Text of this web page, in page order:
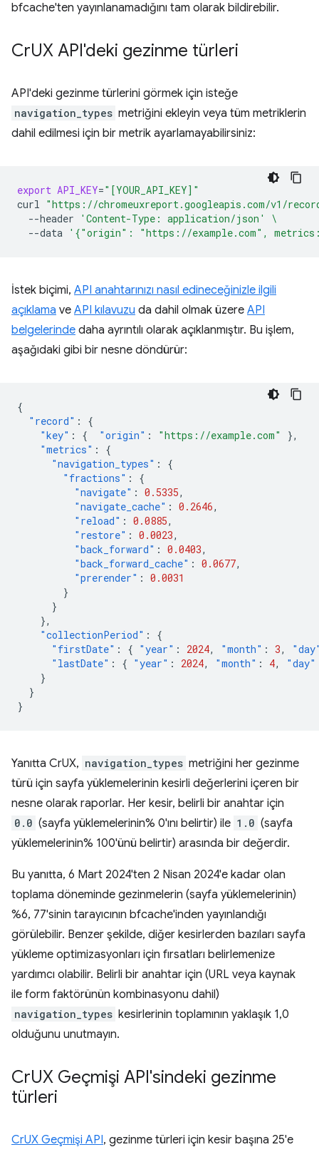
bfcache'ten yayınlanamadığını tam olarak bildirebilir.
CrUX API'deki gezinme türleri
API'deki gezinme türlerini görmek için isteğe
navigation_types metriğini ekleyin veya tüm metriklerin
dahil edilmesi için bir metrik ayarlamayabilirsiniz:
export API_KEY="[YOUR_API_KEY]"
curl "https://chromeuxreport.googleapis.com/v1/
--header
'Content-Type: application/json'
\
--data '{"origin": "https://example.com",
İstek biçimi, API anahtarınızı nasıl edineceğinizle ilgili
açıklama ve API kılavuzu da dahil olmak üzere API
belgelerinde daha ayrıntılı olarak açıklanmıştır. Bu işlem,
aşağıdaki gibi bir nesne döndürür:
{
"record" :
{
"key" : { "origin" : "https://example.com"
},
"metrics" :
{
"navigation_types" :
{
"fractions" :
{
"navigate" : 0.5335,
"navigate_cache" : 0.2646,
"reload" : 0.0885,
"restore" : 0.0023,
"back_forward" : 0.0403,
"back_forward_cache" : 0.0677,
"prerender" : 0.0031
}
}
},
"collectionPeriod" :
{
"firstDate" : { "year" : 2024, "month" : 3,
"lastDate" : { "year" : 2024, "month" : 4, "day"
}
}
}
Yanıtta CrUX, navigation_types metriğini her gezinme
türü için sayfa yüklemelerinin kesirli değerlerini içeren bir
nesne olarak raporlar. Her kesir, belirli bir anahtar için
0.0 (sayfa yüklemelerinin% 0'ını belirtir) ile 1.0 (sayfa
yüklemelerinin% 100'ünü belirtir) arasında bir değerdir.
Bu yanıtta, 6 Mart 2024'ten 2 Nisan 2024'e kadar olan
toplama döneminde gezinmelerin (sayfa yüklemelerinin)
%6, 77'sinin tarayıcının bfcache'inden yayınlandığı
görülebilir. Benzer şekilde, diğer kesirlerden bazıları sayfa
yükleme optimizasyonları için fırsatları belirlemenize
yardımcı olabilir. Belirli bir anahtar için (URL veya kaynak
ile form faktörünün kombinasyonu dahil)
navigation_types kesirlerinin toplamının yaklaşık 1,0
olduğunu unutmayın.
CrUX Geçmişi API'sindeki gezinme
türleri
CrUX Geçmişi API, gezinme türleri için kesir başına 25'e